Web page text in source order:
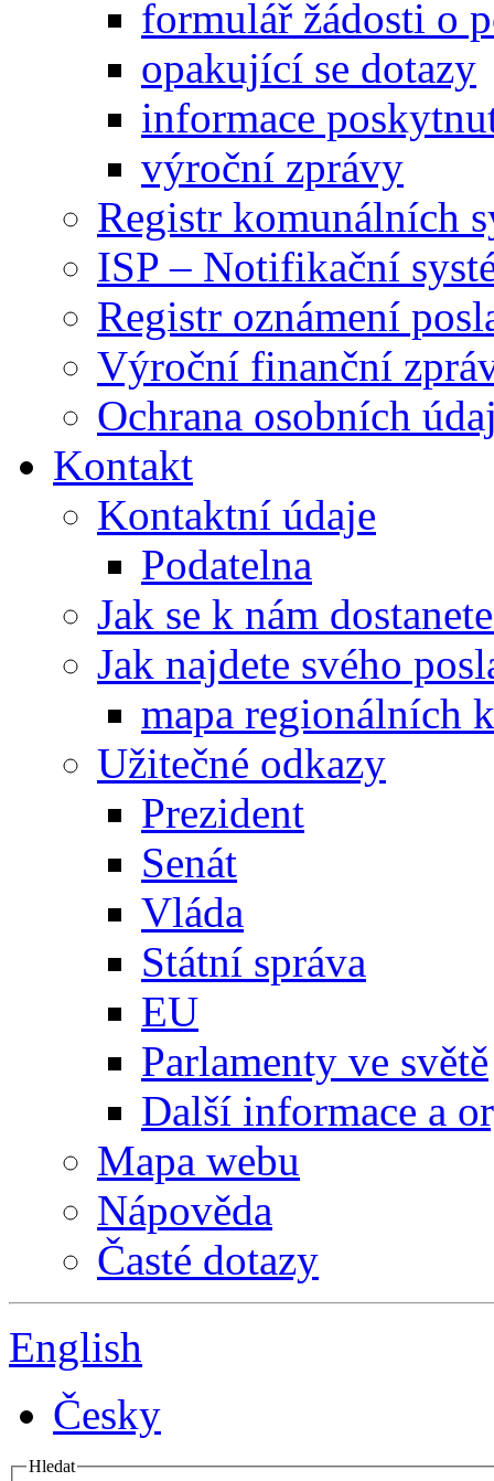
formulář žádosti o
opakující se dotazy
informace
výroční zprávy
Registr komunálních
ISP – Notifikační
Registr oznámení
Výroční finanční
Ochrana osobních
Kontakt
Kontaktní údaje
Podatelna
Jak se k nám
Jak najdete svého
mapa regionálních
Užitečné odkazy
Prezident
Senát
Vláda
Státní správa
EU
Parlamenty ve světě
Další informace a
Mapa webu
Nápověda
Časté dotazy
English
Česky
Hledat